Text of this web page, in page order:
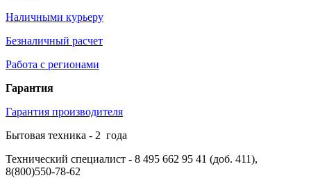
Наличными курьеру
Безналичный расчет
Работа с регионами
Гарантия
Гарантия производителя
Бытовая техника - 2 года
Технический специалист - 8 495 662 95 41 (доб. 411),
8(800)550-78-62